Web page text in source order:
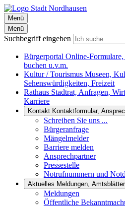
Menü
Menü
Suchbegriff eingeben
Bürgerportal Online-
buchen u.v.m.
Kultur / Tourismus Museen,
Sehenswürdigkeiten, Freizeit
Rathaus Stadtrat, Anfragen,
Karriere
Kontakt Kontaktformular,
Schreiben Sie uns ...
Bürgeranfrage
Mängelmelder
Barriere melden
Ansprechpartner
Pressestelle
Notrufnummern und
Aktuelles Meldungen,
Meldungen
Öffentliche